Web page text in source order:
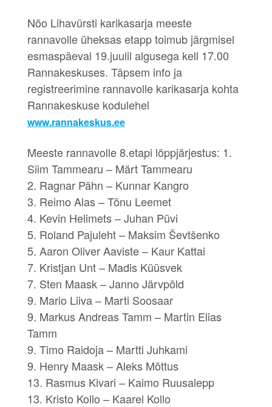
Nõo Lihavürsti karikasarja meeste
rannavolle üheksas etapp toimub järgmisel
esmaspäeval 19.juulil algusega kell 17.00
Rannakeskuses. Täpsem info ja
registreerimine rannavolle karikasarja kohta
Rannakeskuse kodulehel
www.rannakeskus.ee
Meeste rannavolle 8.etapi lõppjärjestus: 1.
Siim Tammearu – Märt Tammearu
2. Ragnar Pähn – Kunnar Kangro
3. Reimo Alas – Tõnu Leemet
4. Kevin Helimets – Juhan Püvi
5. Roland Pajuleht – Maksim Ševtšenko
5. Aaron Oliver Aaviste – Kaur Kattai
7. Kristjan Unt – Madis Küüsvek
7. Sten Maask – Janno Järvpõld
9. Mario Liiva – Marti Soosaar
9. Markus Andreas Tamm – Martin Elias
Tamm
9. Timo Raidoja – Martti Juhkami
9. Henry Maask – Aleks Mõttus
13. Rasmus Kivari – Kaimo Ruusalepp
13. Kristo Kollo – Kaarel Kollo